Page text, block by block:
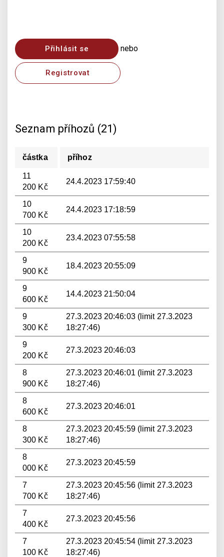
Přihlásit se nebo
Registrovat
Seznam příhozů (21)
částka příhoz
11
200 Kč
24.4.2023 17:59:40
10
700 Kč
24.4.2023 17:18:59
10
200 Kč
23.4.2023 07:55:58
9
900 Kč
18.4.2023 20:55:09
9
600 Kč
14.4.2023 21:50:04
9
300 Kč
27.3.2023 20:46:03 (limit 27.3.2023
18:27:46)
9
200 Kč
27.3.2023 20:46:03
8
900 Kč
27.3.2023 20:46:01 (limit 27.3.2023
18:27:46)
8
600 Kč
27.3.2023 20:46:01
8
300 Kč
27.3.2023 20:45:59 (limit 27.3.2023
18:27:46)
8
000 Kč
27.3.2023 20:45:59
7
700 Kč
27.3.2023 20:45:56 (limit 27.3.2023
18:27:46)
7
400 Kč
27.3.2023 20:45:56
7
100 Kč
27.3.2023 20:45:54 (limit 27.3.2023
18:27:46)